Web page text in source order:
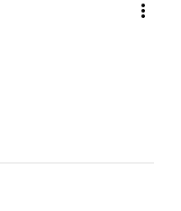
more_vert